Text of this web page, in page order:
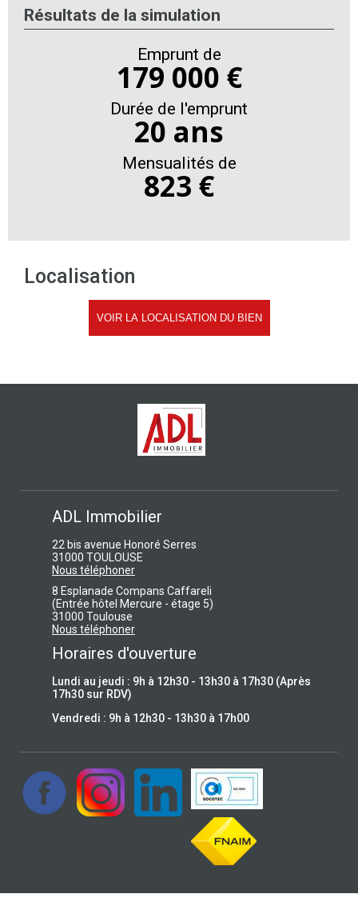
Résultats de la simulation
Emprunt de
179 000 €
Durée de l'emprunt
20 ans
Mensualités de
823 €
Localisation
ADL Immobilier
22 bis avenue Honoré Serres
31000 TOULOUSE
Nous téléphoner
8 Esplanade Compans Caffareli
(Entrée hôtel Mercure - étage 5)
31000 Toulouse
Nous téléphoner
Horaires d'ouverture
Lundi au jeudi : 9h à 12h30 - 13h30 à 17h30 (Après
17h30 sur RDV)
Vendredi : 9h à 12h30 - 13h30 à 17h00